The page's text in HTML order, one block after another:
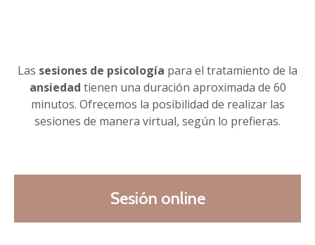
Las sesiones de psicología para el tratamiento de la
ansiedad tienen una duración aproximada de 60
minutos. Ofrecemos la posibilidad de realizar las
sesiones de manera virtual, según lo prefieras.
Sesión online